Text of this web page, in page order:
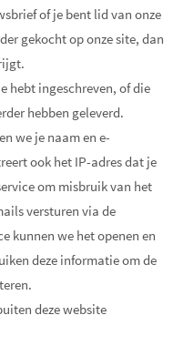
of je bent lid van onze
gekocht op onze site, dan
hebt ingeschreven, of die
hebben geleverd.
we je naam en e-
ook het IP-adres dat je
om misbruik van het
versturen via de
kunnen we het openen en
deze informatie om de
deze website